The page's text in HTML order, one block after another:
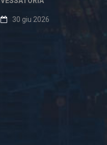
30 giu 2026